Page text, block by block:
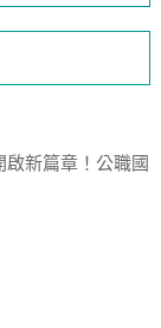
新篇章！公職國